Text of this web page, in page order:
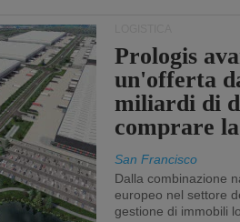
Prologis
un'offerta
miliardi di
comprare
San Francisco
Dalla combinazione
europeo nel settore
gestione di immobili